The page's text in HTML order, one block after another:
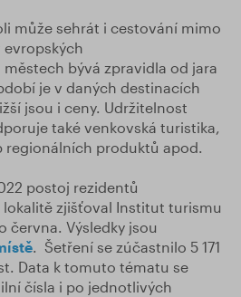
může sehrát i cestování mimo
evropských
bývá zpravidla od jara
je v daných destinacích
jsou i ceny. Udržitelnost
také venkovská turistika,
produktů apod.
postoj rezidentů
zjišťoval Institut turismu
června. Výsledky jsou
. Šetření se zúčastnilo 5 171
Data k tomuto tématu se
čísla i po jednotlivých